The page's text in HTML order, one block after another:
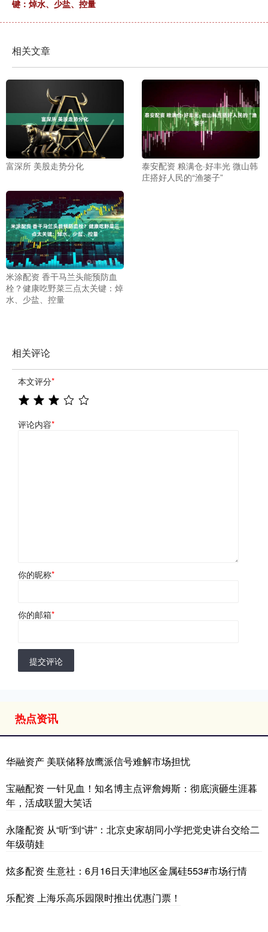
键：焯水、少盐、控量
相关文章
富深所 美股走势分化
泰安配资 粮满仓·好丰光 微山韩
庄搭好人民的“渔篓子”
米涂配资 香干马兰头能预防血
栓？健康吃野菜三点太关键：焯
水、少盐、控量
相关评论
本文评分*
评论内容*
你的昵称*
你的邮箱*
提交评论
热点资讯
华融资产 美联储释放鹰派信号难解市场担忧
宝融配资 一针见血！知名博主点评詹姆斯：彻底演砸生涯暮
年，活成联盟大笑话
永隆配资 从“听”到“讲”：北京史家胡同小学把党史讲台交给二
年级萌娃
炫多配资 生意社：6月16日天津地区金属硅553#市场行情
乐配资 上海乐高乐园限时推出优惠门票！